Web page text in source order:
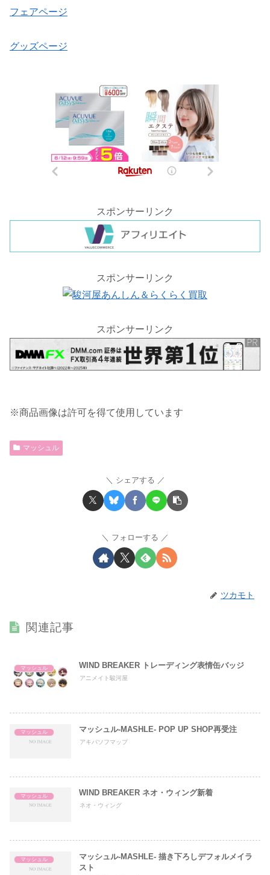
フェアページ
グッズページ
スポンサーリンク
スポンサーリンク
スポンサーリンク
※商品画像は許可を得て使用しています
マッシュル
シェアする
フォローする
ツカモト
関連記事
マッシュル WIND BREAKER トレーディング表情缶バッジ
アニメイト駿河屋
マッシュル マッシュル-MASHLE- POP UP SHOP再受注
アキバソフマップ
マッシュル WIND BREAKER ネオ・ウィング新着
ネオ・ウィング
マッシュル
マッシュル-MASHLE- 描き下ろしデフォルメイラ
スト